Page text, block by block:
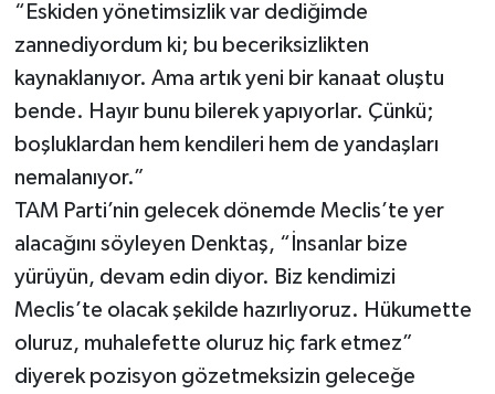
“Eskiden yönetimsizlik var dediğimde
zannediyordum ki; bu beceriksizlikten
kaynaklanıyor. Ama artık yeni bir kanaat oluştu
bende. Hayır bunu bilerek yapıyorlar. Çünkü;
boşluklardan hem kendileri hem de yandaşları
nemalanıyor.”
TAM Parti’nin gelecek dönemde Meclis’te yer
alacağını söyleyen Denktaş, “İnsanlar bize
yürüyün, devam edin diyor. Biz kendimizi
Meclis’te olacak şekilde hazırlıyoruz. Hükumette
oluruz, muhalefette oluruz hiç fark etmez”
diyerek pozisyon gözetmeksizin geleceğe